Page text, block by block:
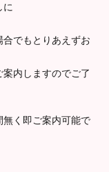
に
でもとりあえずお
内しますのでご了
無く即ご案内可能で